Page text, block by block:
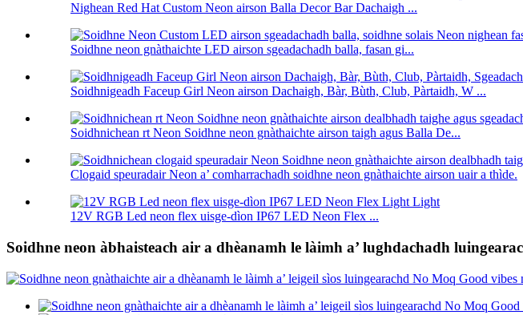
Nighean Red Hat Custom Neon airson Balla Decor Bar Dachaigh ...
Soidhne neon gnàthaichte LED airson sgeadachadh balla, fasan gi...
Soidhnigeadh Faceup Girl Neon airson Dachaigh, Bàr, Bùth, Club, Pàrtaidh, W ...
Soidhnichean rt Neon Soidhne neon gnàthaichte airson taigh agus Balla De...
Clogaid speuradair Neon a’ comharrachadh soidhne neon gnàthaichte airson uair a thìde.
12V RGB Led neon flex uisge-dìon IP67 LED Neon Flex ...
Soidhne neon àbhaisteach air a dhèanamh le làimh a’ lughdachadh